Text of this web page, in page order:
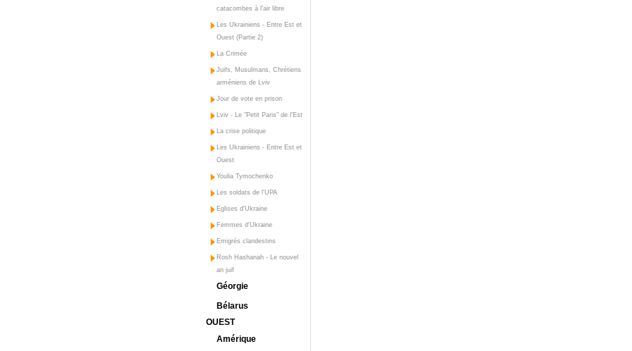
catacombes à l'air libre
Les Ukrainiens - Entre Est et
Ouest (Partie 2)
La Crimée
Juifs, Musulmans, Chrétiens
arméniens de Lviv
Jour de vote en prison
Lviv - Le "Petit Paris" de l'Est
La crise politique
Les Ukrainiens - Entre Est et
Ouest
Youlia Tymochenko
Les soldats de l'UPA
Eglises d'Ukraine
Femmes d'Ukraine
Emigrés clandestins
Rosh Hashanah - Le nouvel
an juif
Géorgie
Bélarus
OUEST
Amérique